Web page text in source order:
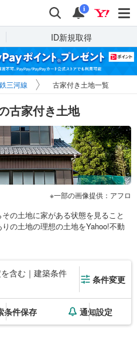
検索 通知
i
ID新規取得
三河線 古家付き土地一覧
古家付き土地
一部の画像提供：アフロ
の土地に家がある状態を見ること
の土地の理想の土地をYahoo!不動
含む｜建築条件
条件変更
条件保存 通知設定